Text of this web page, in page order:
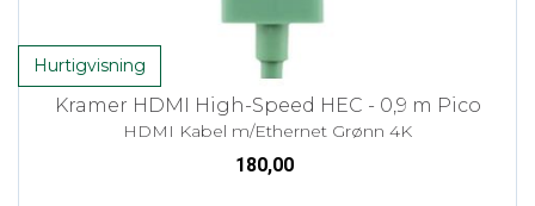
Hurtigvisning
Kramer HDMI High-Speed HEC - 0,9 m Pico
HDMI Kabel m/Ethernet Grønn 4K
180,00